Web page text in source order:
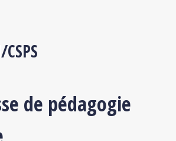
de pédagogie